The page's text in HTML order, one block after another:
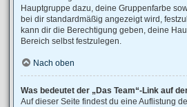
Hauptgruppe dazu, deine Gruppenfarbe
bei dir standardmäßig angezeigt wird,
kann dir die Berechtigung geben, deine
Bereich selbst festzulegen.
Nach oben
Was bedeutet der „Das Team“-Link auf
Auf dieser Seite findest du eine Auflistung